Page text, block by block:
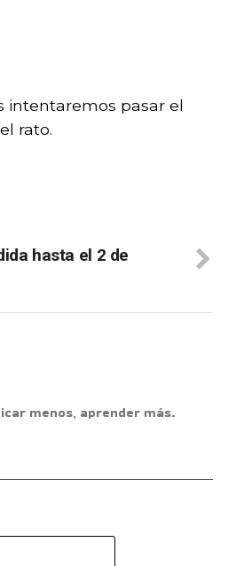
intentaremos pasar el
rato.
hasta el 2 de
menos, aprender más.